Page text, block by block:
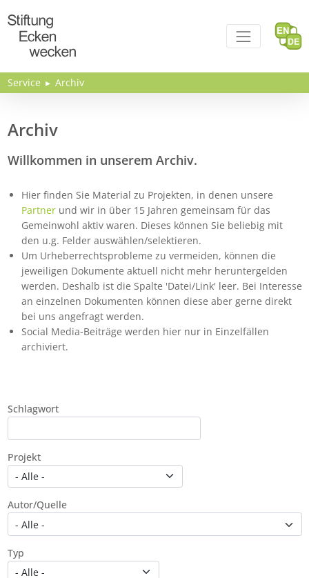
Service Archiv
Archiv
Willkommen in unserem Archiv.
Hier finden Sie Material zu Projekten, in denen unsere
Partnerund wir in über 15 Jahren gemeinsam für das
Gemeinwohl aktiv waren. Dieses können Sie beliebig mit
den u.g. Felder auswählen/selektieren.
Um Urheberrechtsprobleme zu vermeiden, können die
jeweiligen Dokumente aktuell nicht mehr heruntergelden
werden. Deshalb ist die Spalte 'Datei/Link' leer. Bei Interesse
an einzelnen Dokumenten können diese aber gerne direkt
bei uns angefragt werden.
Social Media-Beiträge werden hier nur in Einzelfällen
archiviert.
Schlagwort
Projekt
Autor/Quelle
Typ